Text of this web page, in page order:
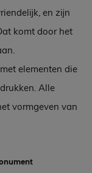
en zijn
komt door het
elementen die
Alle
vormgeven van